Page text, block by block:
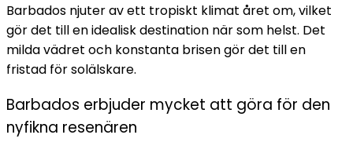
Barbados njuter av ett tropiskt klimat året om, vilket
gör det till en idealisk destination när som helst. Det
milda vädret och konstanta brisen gör det till en
fristad för solälskare.
Barbados erbjuder mycket att göra för den
nyfikna resenären